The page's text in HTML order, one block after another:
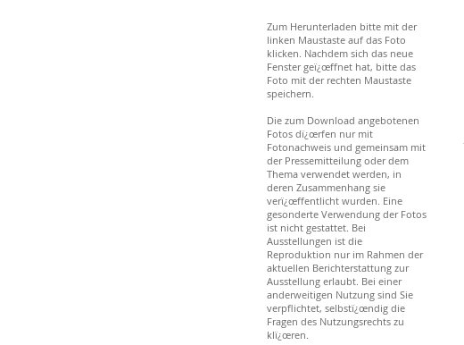
Zum Herunterladen bitte mit der
linken Maustaste auf das Foto
klicken. Nachdem sich das neue
Fenster geï¿œffnet hat, bitte das
Foto mit der rechten Maustaste
speichern.
Die zum Download angebotenen
Fotos dï¿œrfen nur mit
Fotonachweis und gemeinsam mit
der Pressemitteilung oder dem
Thema verwendet werden, in
deren Zusammenhang sie
verï¿œffentlicht wurden. Eine
gesonderte Verwendung der Fotos
ist nicht gestattet. Bei
Ausstellungen ist die
Reproduktion nur im Rahmen der
aktuellen Berichterstattung zur
Ausstellung erlaubt. Bei einer
anderweitigen Nutzung sind Sie
verpflichtet, selbstï¿œndig die
Fragen des Nutzungsrechts zu
klï¿œren.